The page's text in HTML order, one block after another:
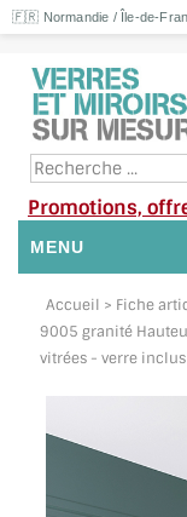
🇫🇷 Normandie / Île-de-
Promotions,
MENU
NOUS
MON COMPTE /
SUIVI DE DEVIS
Accueil > Fiche
9005 granité
vitrées - verre inclus